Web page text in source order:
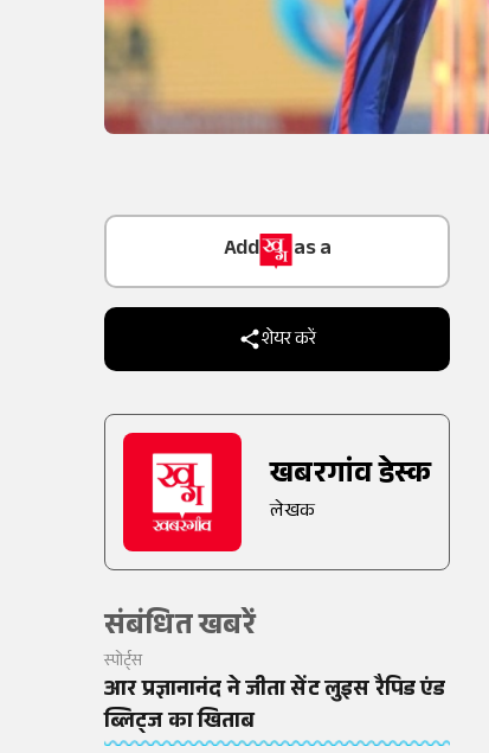
Trusted Source on
शेयर करें
खबरगांव डेस्क
लेखक
संबंधित खबरें
स्पोर्ट्स
आर प्रज्ञानानंद ने जीता सेंट लुइस रैपिड एंड
ब्लिट्ज का खिताब